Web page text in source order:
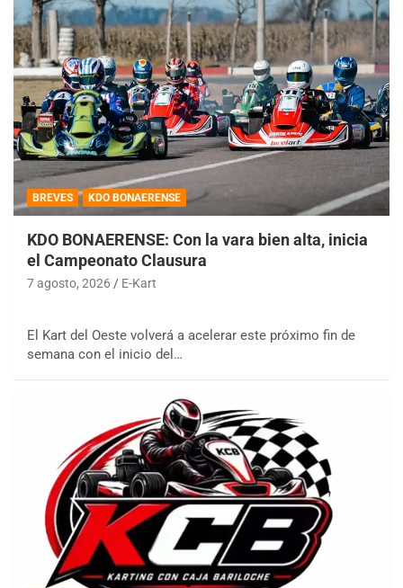
BREVES KDO BONAERENSE
KDO BONAERENSE: Con la vara bien alta, inicia
el Campeonato Clausura
7 agosto, 2026 E-Kart
El Kart del Oeste volverá a acelerar este próximo fin de
semana con el inicio del…